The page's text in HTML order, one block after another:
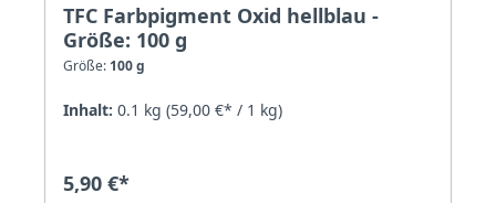
TFC Farbpigment Oxid hellblau -
Größe: 100 g
Größe: 100 g
Inhalt: 0.1 kg (59,00 €* / 1 kg)
5,90 €*